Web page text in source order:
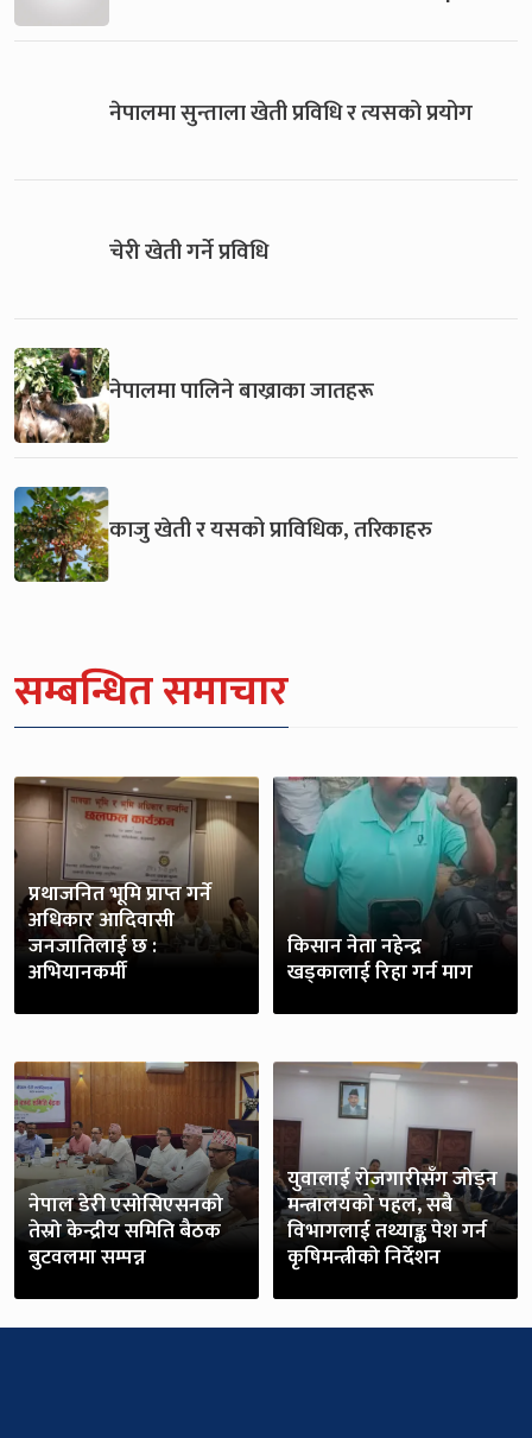
नेपालमा सुन्ताला खेती प्रविधि र त्यसको प्रयोग
चेरी खेती गर्ने प्रविधि
नेपालमा पालिने बाख्राका जातहरू
काजु खेती र यसको प्राविधिक, तरिकाहरु
सम्बन्धित समाचार
प्रथाजनित भूमि प्राप्त गर्ने
अधिकार आदिवासी
जनजातिलाई छ :
अभियानकर्मी
किसान नेता नहेन्द्र
खड्कालाई रिहा गर्न माग
नेपाल डेरी एसोसिएसनको
तेस्रो केन्द्रीय समिति बैठक
बुटवलमा सम्पन्न
युवालाई रोजगारीसँग जोड्न
मन्त्रालयको पहल, सबै
विभागलाई तथ्याङ्क पेश गर्न
कृषिमन्त्रीको निर्देशन